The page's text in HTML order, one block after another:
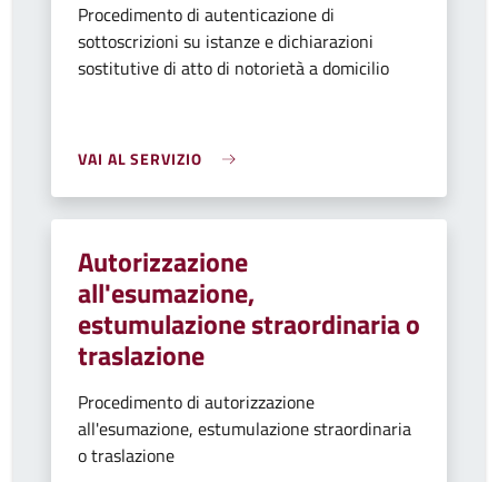
Procedimento di autenticazione di
sottoscrizioni su istanze e dichiarazioni
sostitutive di atto di notorietà a domicilio
VAI AL SERVIZIO
Autorizzazione
all'esumazione,
estumulazione straordinaria o
traslazione
Procedimento di autorizzazione
all'esumazione, estumulazione straordinaria
o traslazione